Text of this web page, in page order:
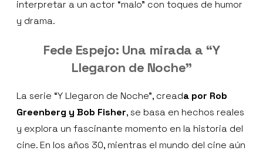
interpretar a un actor “malo” con toques de humor
y drama.
Fede Espejo: Una mirada a “Y
Llegaron de Noche”
La serie “Y Llegaron de Noche”, creada por Rob
Greenberg y Bob Fisher, se basa en hechos reales
y explora un fascinante momento en la historia del
cine. En los años 30, mientras el mundo del cine aún